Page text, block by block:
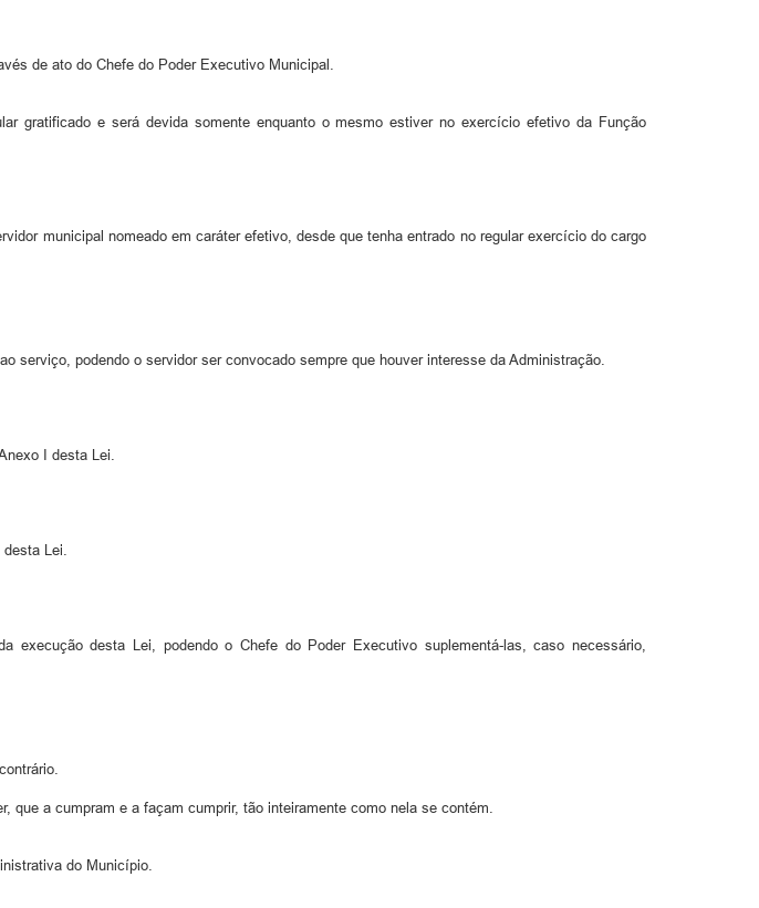
de ato do Chefe do Poder Executivo Municipal.
gratificado e será devida somente enquanto o mesmo estiver no exercício efetivo da Função
municipal nomeado em caráter efetivo, desde que tenha entrado no regular exercício do cargo
serviço, podendo o servidor ser convocado sempre que houver interesse da Administração.
I desta Lei.
Lei.
execução desta Lei, podendo o Chefe do Poder Executivo suplementá-las, caso necessário,
que a cumpram e a façam cumprir, tão inteiramente como nela se contém.
do Município.